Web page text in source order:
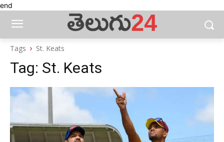
end
Tags St. Keats
Tag: St. Keats